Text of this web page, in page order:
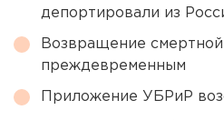
депортировали из
Возвращение
преждевременным
Приложение УБРиР